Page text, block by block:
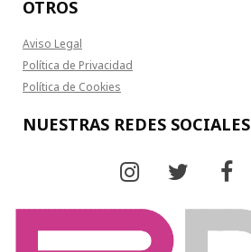
OTROS
Aviso Legal
Política de Privacidad
Política de Cookies
NUESTRAS REDES SOCIALES